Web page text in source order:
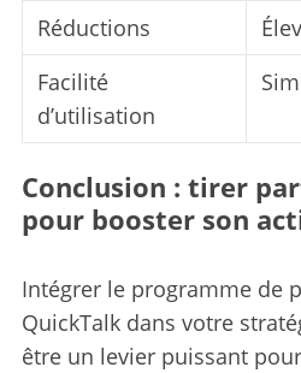
Réductions
Facilité
d’utilisation
Conclusion : tirer
pour booster son
Intégrer le programme de
QuickTalk dans votre
être un levier puissant